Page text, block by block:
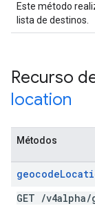
Este método
lista de destinos.
Recurso
location
Métodos
geocode
GET /v4alpha/